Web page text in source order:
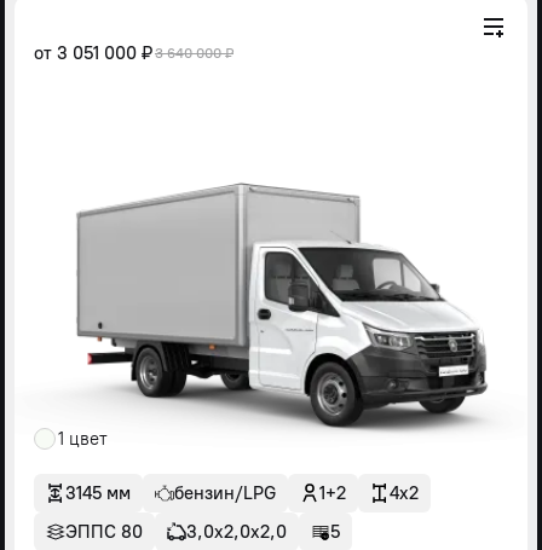
от 3 051 000 ₽3 640 000 ₽
1 цвет
3145 мм бензин/LPG 1+2
4x2
ЭППС 80
3,0х2,0х2,0 5